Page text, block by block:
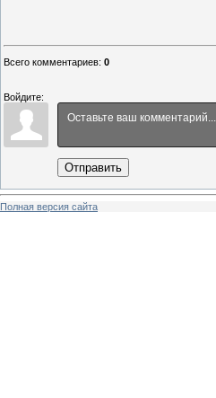
Всего комментариев: 0
Войдите:
Отправить
Полная версия сайта